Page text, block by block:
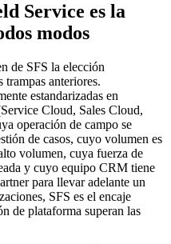
Service es la
modos
de SFS la elección
trampas anteriores.
estandarizadas en
Cloud, Sales Cloud,
operación de campo se
de casos, cuyo volumen es
volumen, cuya fuerza de
y cuyo equipo CRM tiene
para llevar adelante un
SFS es el encaje
de plataforma superan las